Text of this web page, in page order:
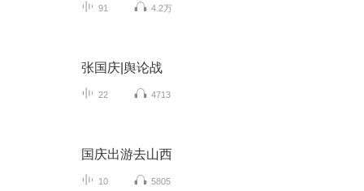
91 4.2万
张国庆|舆论战
22 4713
国庆出游去山西
10 5805